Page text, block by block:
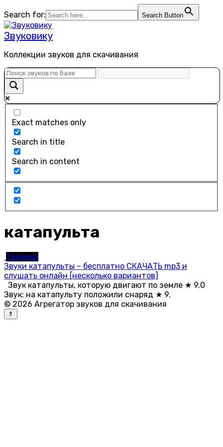
к
содержанию
Search for: Search Button
Звуковику
Коллекции звуков для скачивания
Exact matches only
Search in title
Search in content
катапульта
Техника
Звуки катапульты – бесплатно СКАЧАТЬ mp3 и
слушать онлайн [несколько вариантов]
Звук катапульты, которую двигают по земле ★ 9.0
Звук: на катапульту положили снаряд ★ 9.
© 2026 Агрегатор звуков для скачивания